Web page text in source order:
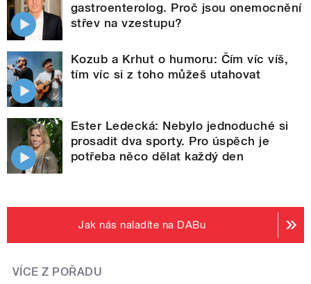
gastroenterolog. Proč jsou onemocnění
střev na vzestupu?
Kozub a Krhut o humoru: Čím víc víš,
tím víc si z toho můžeš utahovat
Ester Ledecká: Nebylo jednoduché si
prosadit dva sporty. Pro úspěch je
potřeba něco dělat každý den
Jak nás naladíte na DABu
VÍCE Z POŘADU